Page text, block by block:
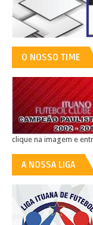
O NOSSO TIME
clique na imagem e
A NOSSA LIGA